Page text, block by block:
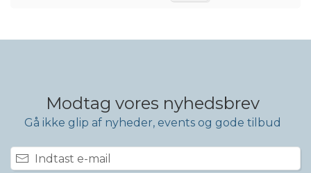
Modtag vores nyhedsbrev
Gå ikke glip af nyheder, events og gode tilbud